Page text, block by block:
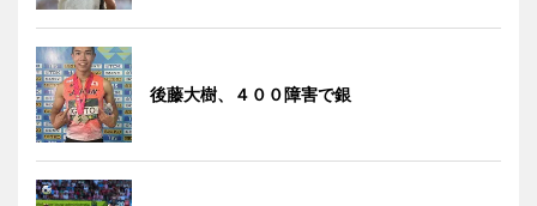
後藤大樹、４００障害で銀